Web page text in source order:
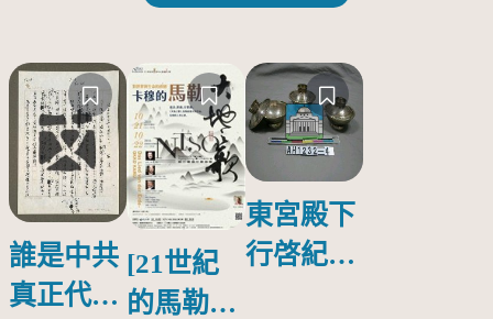
誰是中共
真正代言
[21世紀
的馬勒、
東宮殿下
行啓紀念